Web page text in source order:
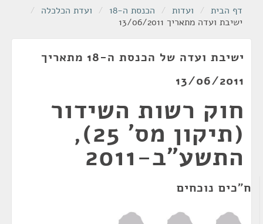
דף הבית / ועדות / הכנסת ה-18 / ועדת הכלכלה /
ישיבת ועדה מתאריך 13/06/2011
ישיבת ועדה של הכנסת ה-18 מתאריך
13/06/2011
חוק רשות השידור
(תיקון מס' 25),
התשע"ב-2011
ח"כים נוכחים